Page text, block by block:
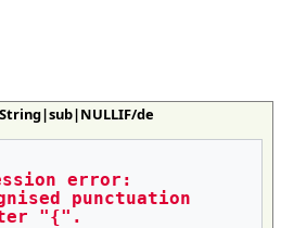
de
error:
punctuation
"{".